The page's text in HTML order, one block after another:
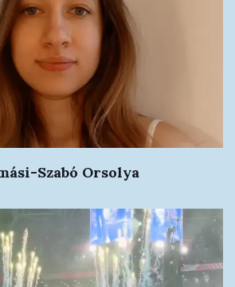
Szabó Orsolya